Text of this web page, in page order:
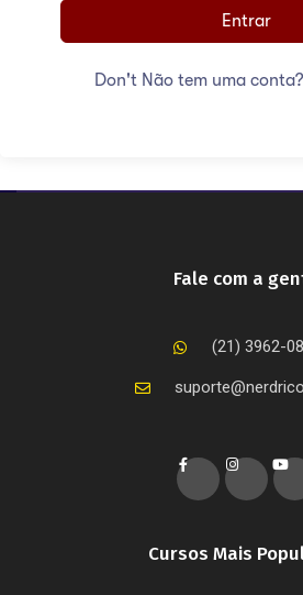
Entrar
Don't Não tem uma conta?
Cursos Mais
Fale com a
(21) 3962-